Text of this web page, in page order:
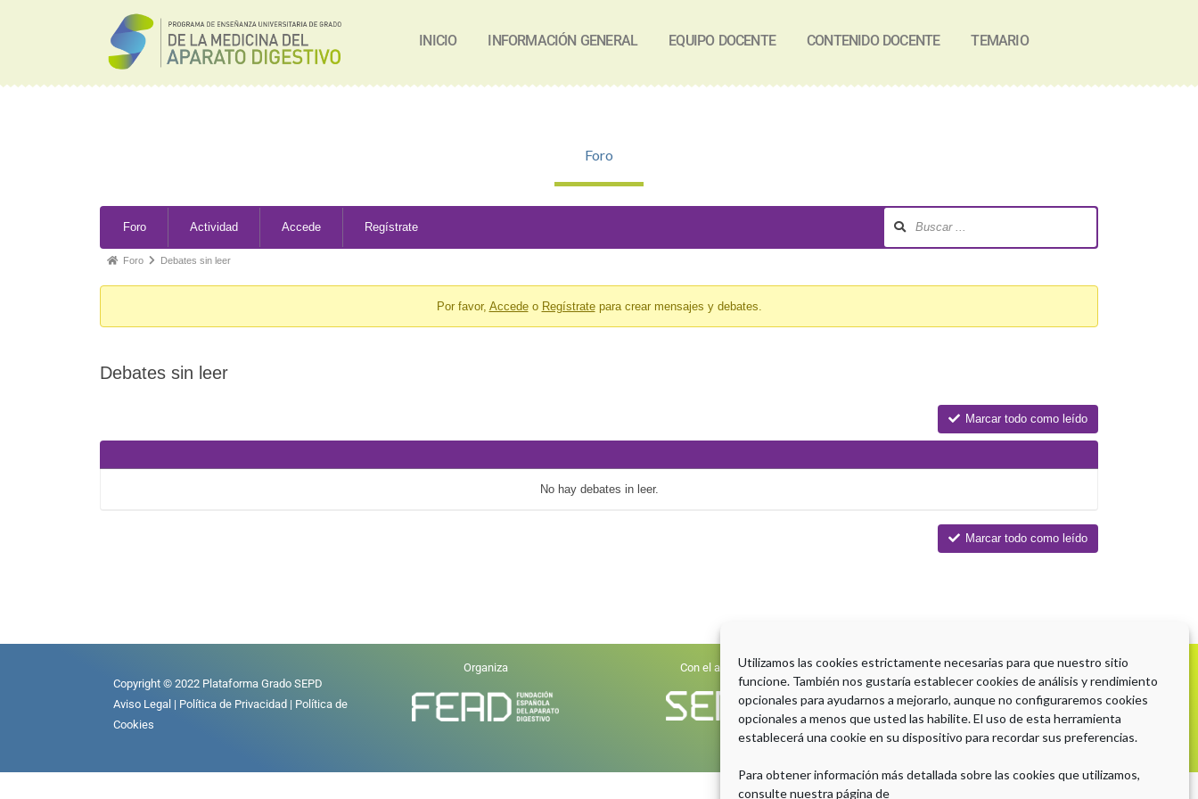
Utilizamos las cookies estrictamente necesarias para que nuestro sitio
funcione. También nos gustaría establecer cookies de análisis y rendimiento
opcionales para ayudarnos a mejorarlo, aunque no configuraremos cookies
opcionales a menos que usted las habilite. El uso de esta herramienta
establecerá una cookie en su dispositivo para recordar sus preferencias.
Para obtener información más detallada sobre las cookies que utilizamos,
consulte nuestra página de
INICIO INFORMACIÓN GENERAL EQUIPO DOCENTE CONTENIDO DOCENTE TEMARIO
Foro
Navigation
Foro Actividad Accede Regístrate
-
You
Foro Debates sin leer
Por favor, Accedeo Regístratepara crear mensajes y debates.
Debates sin leer
Marcar todo como leído
No hay debates in leer.
Marcar todo como leído
Copyright © 2022 Plataforma Grado SEPD
Aviso Legal | Política de Privacidad | Política de
Cookies
Organiza Con el aval científico de Con la Colaboración de